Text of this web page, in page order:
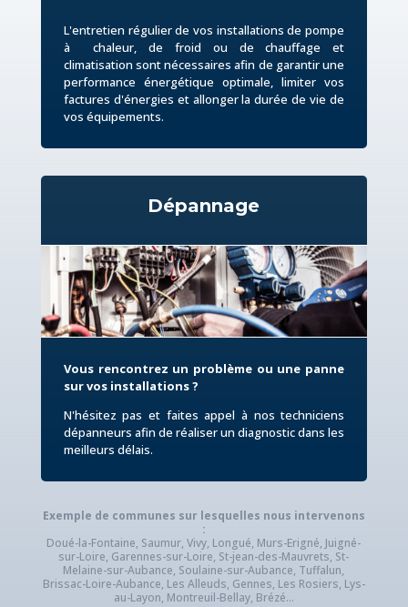
L'entretien régulier de vos installations de pompe
à chaleur, de froid ou de chauffage et
climatisation sont nécessaires afin de garantir une
performance énergétique optimale, limiter vos
factures d'énergies et allonger la durée de vie de
vos équipements.
Dépannage
Vous rencontrez un problème ou une panne
sur vos installations ?
N'hésitez pas et faites appel à nos techniciens
dépanneurs afin de réaliser un diagnostic dans les
meilleurs délais.
Exemple de communes sur lesquelles nous intervenons
:
Doué-la-Fontaine, Saumur, Vivy, Longué, Murs-Erigné, Juigné-
sur-Loire, Garennes-sur-Loire, St-jean-des-Mauvrets, St-
Melaine-sur-Aubance, Soulaine-sur-Aubance, Tuffalun,
Brissac-Loire-Aubance, Les Alleuds, Gennes, Les Rosiers, Lys-
au-Layon, Montreuil-Bellay, Brézé...